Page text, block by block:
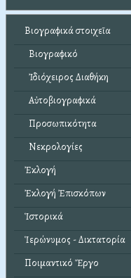
Βιογραφικά στοιχεῖα
Βιογραφικό
Ἰδιόχειρος Διαθήκη
Αὐτοβιογραφικά
Προσωπικότητα
Νεκρολογίες
Ἐκλογή
Ἐκλογή Ἐπισκόπων
Ἱστορικά
Ἱερώνυμος - Δικτατορία
Ποιμαντικό Ἔργο